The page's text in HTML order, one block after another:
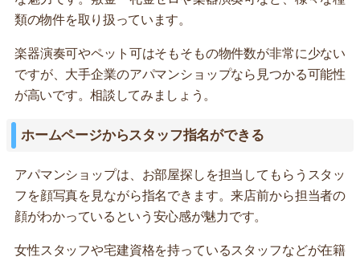
類の物件を取り扱っています。
楽器演奏可やペット可はそもそもの物件数が非常に少ない
ですが、大手企業のアパマンショップなら見つかる可能性
が高いです。相談してみましょう。
ホームページからスタッフ指名ができる
アパマンショップは、お部屋探しを担当してもらうスタッ
フを顔写真を見ながら指名できます。来店前から担当者の
顔がわかっているという安心感が魅力です。
女性スタッフや宅建資格を持っているスタッフなどが在籍